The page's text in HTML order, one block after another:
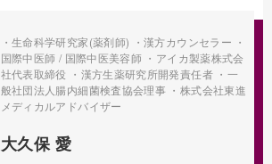
・生命科学研究家(薬剤師) ・漢方カウンセラー ・
国際中医師 / 国際中医美容師 ・アイカ製薬株式会
社代表取締役 ・漢方生薬研究所開発責任者 ・一
般社団法人腸内細菌検査協会理事 ・株式会社東進
メディカルアドバイザー
大久保 愛